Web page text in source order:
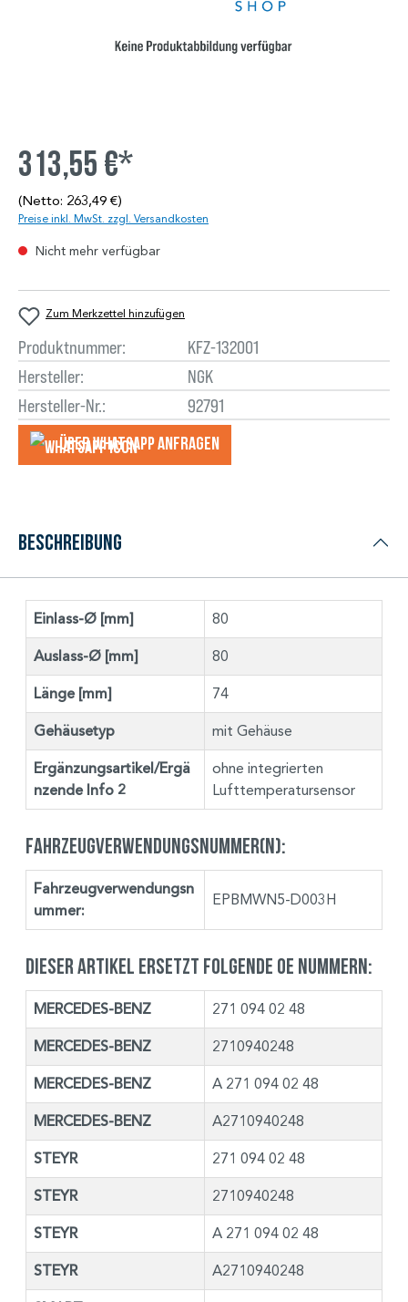
313,55 €*
(Netto: 263,49 €)
Preise inkl. MwSt. zzgl. Versandkosten
Nicht mehr verfügbar
Zum Merkzettel hinzufügen
Produktnummer:
KFZ-132001
Hersteller:
NGK
Hersteller-Nr.:
92791
Über WhatsApp anfragеn
Beschreibung
Einlass-Ø [mm] 80
Auslass-Ø [mm] 80
Länge [mm] 74
Gehäusetyp mit Gehäuse
Ergänzungsartikel/Ergä
nzende Info 2
ohne integrierten
Lufttemperatursensor
Fahrzeugverwendungsnummer(n):
Fahrzeugverwendungsn
ummer:
EPBMWN5-D003H
Dieser Artikel ersetzt folgende OE Nummern:
MERCEDES-BENZ 271 094 02 48
MERCEDES-BENZ 2710940248
MERCEDES-BENZ A 271 094 02 48
MERCEDES-BENZ A2710940248
STEYR 271 094 02 48
STEYR 2710940248
STEYR A 271 094 02 48
STEYR A2710940248